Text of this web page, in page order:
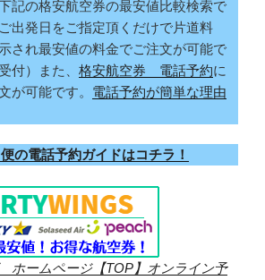
記の格安航空券の最安値比較検索で
出発日をご指定頂くだけで片道料
され最安値の料金でご注文が可能で
付）また、 格安航空券 電話予約に
が可能です。 電話予約が簡単な理由
の電話予約ガイドはコチラ！
ホームページ【TOP】オンライン予